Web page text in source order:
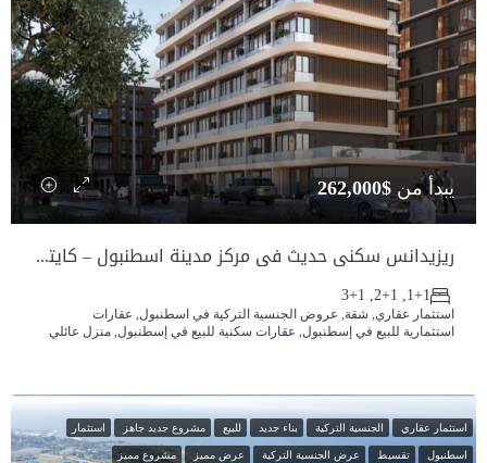
يبدأ من $262,000
ريزيدانس سكني حديث في مركز مدينة اسطنبول – كايتهانه
1+1, 2+1, 3+1
استثمار عقاري, شقة, عروض الجنسية التركية في اسطنبول, عقارات
استثمارية للبيع في إسطنبول, عقارات سكنية للبيع في إسطنبول, منزل عائلي
استثمار عقاري الجنسية التركية بناء جديد للبيع مشروع جديد جاهز استثمار
اسطنبول تقسيط عرض الجنسية التركية عرض مميز مشروع مميز